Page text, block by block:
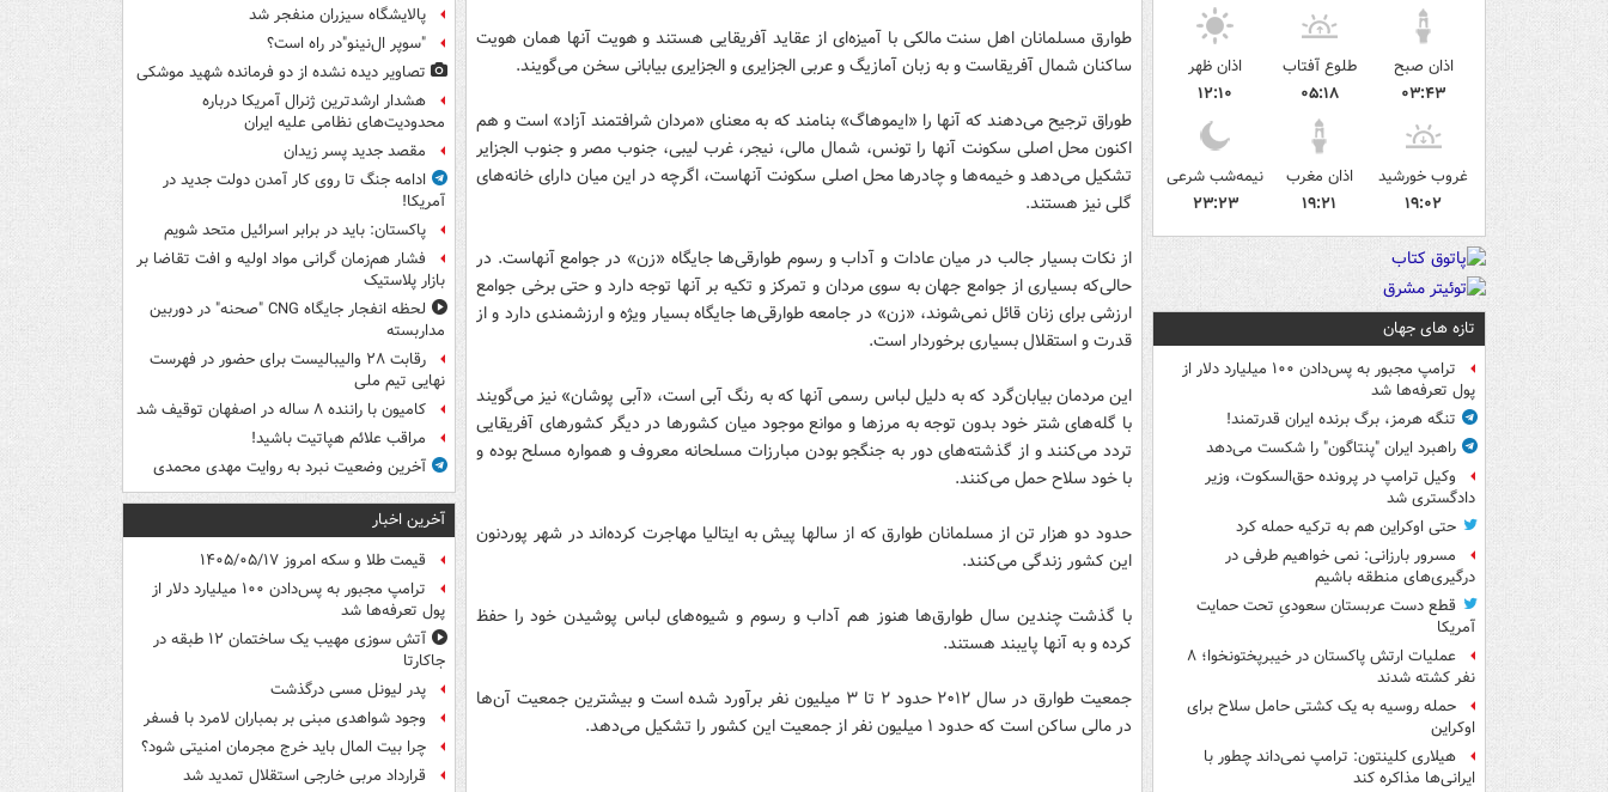
اذان صبح
۰۳:۴۳
طلوع آفتاب
۰۵:۱۸
اذان ظهر
۱۲:۱۰
غروب خورشید
۱۹:۰۲
اذان مغرب
۱۹:۲۱
نیمه‌شب شرعی
۲۳:۲۳
تازه های جهان
ترامپ مجبور به پس‌دادن ۱۰۰ میلیارد دلار از
پول تعرفه‌ها شد
تنگه هرمز، برگ برنده ایران قدرتمند!
راهبرد ایران "پنتاگون" را شکست می‌دهد
وکیل ترامپ در پرونده حق‌السکوت، وزیر
دادگستری شد
حتی اوکراین هم به ترکیه حمله کرد
مسرور بارزانی: نمی خواهیم طرفی در
درگیری‌های منطقه باشیم
قطع دست عربستان سعودیِ تحت حمایت
آمریکا
عملیات ارتش پاکستان در خیبرپختونخوا؛ ۸
نفر کشته شدند
حمله روسیه به یک کشتی حامل سلاح برای
اوکراین
هیلاری کلینتون: ترامپ نمی‌داند چطور با
ایرانی‌ها مذاکره کند
طوارق مسلمانان اهل سنت مالکی با آمیزه‌ای از عقاید آفریقایی هستند و هویت آنها همان هویت
ساکنان شمال آفریقاست و به زبان آمازیگ و عربی الجزایری و الجزایری بیابانی سخن می‌گویند.
طوراق ترجیح می‌دهند که آنها را «ایموهاگ» بنامند که به معنای «مردان شرافتمند آزاد» است و هم
اکنون محل اصلی سکونت آنها را تونس، شمال مالی، نیجر، غرب لیبی، جنوب مصر و جنوب الجزایر
تشکیل می‌دهد و خیمه‌ها و چادرها محل اصلی سکونت آنهاست، اگرچه در این میان دارای خانه‌های
گلی نیز هستند.
از نکات بسیار جالب در میان عادات و آداب و رسوم طوارقی‌ها جایگاه «زن» در جوامع آنهاست. در
حالی‌که بسیاری از جوامع جهان به سوی مردان و تمرکز و تکیه بر آنها توجه دارد و حتی برخی جوامع
ارزشی برای زنان قائل نمی‌شوند، «زن» در جامعه طوارقی‌ها جایگاه بسیار ویژه و ارزشمندی دارد و از
قدرت و استقلال بسیاری برخوردار است.
این مردمان بیابان‌گرد که به دلیل لباس رسمی آنها که به رنگ آبی است، «آبی پوشان» نیز می‌گویند
با گله‌های شتر خود بدون توجه به مرزها و موانع موجود میان کشورها در دیگر کشورهای آفریقایی
تردد می‌کنند و از گذشته‌های دور به جنگجو بودن مبارزات مسلحانه معروف و همواره مسلح بوده و
با خود سلاح حمل می‌کنند.
حدود دو هزار تن از مسلمانان طوارق که از سالها پیش به ایتالیا مهاجرت کرده‌اند در شهر پوردنون
این کشور زندگی می‌کنند.
با گذشت چندین سال طوارق‌ها هنوز هم آداب و رسوم و شیوه‌های لباس پوشیدن خود را حفظ
کرده و به آنها پایبند هستند.
جمعیت طوارق در سال ۲۰۱۲ حدود ۲ تا ۳ میلیون نفر برآورد شده است و بیشترین جمعیت آن‌ها
در مالی ساکن است که حدود ۱ میلیون نفر از جمعیت این کشور را تشکیل می‌دهد.
پالایشگاه سیزران منفجر شد
"سوپر ال‌نینو"در راه است؟
تصاویر دیده‌ نشده از دو فرمانده شهید موشکی
هشدار ارشدترین ژنرال آمریکا درباره
محدودیت‌های نظامی علیه ایران
مقصد جدید پسر زیدان
ادامه جنگ تا روی کار آمدن دولت جدید در
آمریکا!
پاکستان: باید در برابر اسرائیل متحد شویم
فشار هم‌زمان گرانی مواد اولیه و افت تقاضا بر
بازار پلاستیک
لحظه انفجار جایگاه CNG "صحنه" در دوربین
مداربسته
رقابت ۲۸ والیبالیست برای حضور در فهرست
نهایی تیم ملی
کامیون با راننده ۸ ساله در اصفهان توقیف شد
مراقب علائم هپاتیت باشید!
آخرین وضعیت نبرد به روایت مهدی محمدی
آخرین اخبار
قیمت طلا و سکه امروز ۱۴۰۵/۰۵/۱۷
ترامپ مجبور به پس‌دادن ۱۰۰ میلیارد دلار از
پول تعرفه‌ها شد
آتش سوزی مهیب یک ساختمان ۱۲ طبقه در
جاکارتا
پدر لیونل مسی درگذشت
وجود شواهدی مبنی بر بمباران لامرد با فسفر
چرا بیت المال باید خرج مجرمان امنیتی شود؟
قرارداد مربی خارجی استقلال تمدید شد